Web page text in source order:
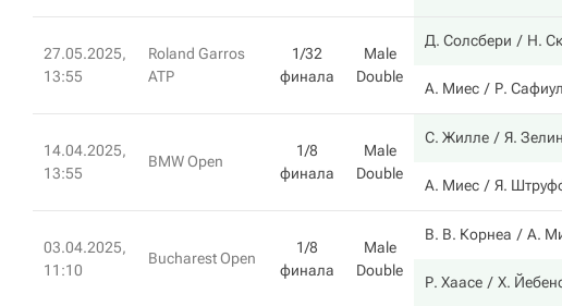
27.05.2025,
13:55
Roland Garros
ATP
1/32
финала
Male
Double
Д. Солсбери Н.
А. Миес Р.
14.04.2025,
13:55
BMW Open
1/8
финала
Male
Double
С. Жилле Я.
А. Миес Я.
03.04.2025,
11:10
Bucharest Open
1/8
финала
Male
Double
В. В. Корнеа А.
Р. Хаасе Х.